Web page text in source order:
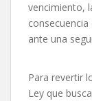
vencimiento,
ante una
Para revertir
Ley que